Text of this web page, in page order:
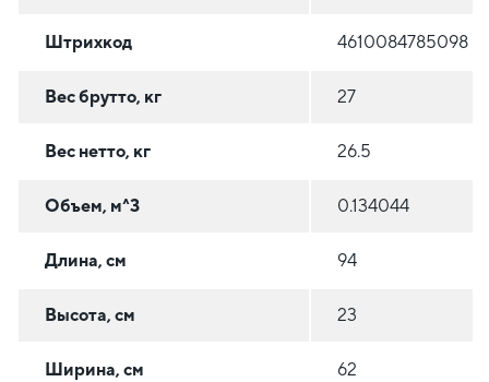
Штрихкод 4610084785098
Вес брутто, кг 27
Вес нетто, кг 26.5
Объем, м^3 0.134044
Длина, см 94
Высота, см 23
Ширина, см 62